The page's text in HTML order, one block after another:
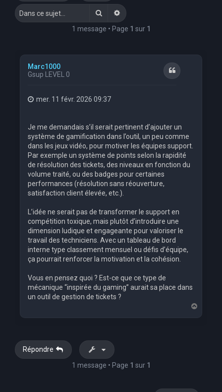
RechercherRecherche avancée
1 message • Page 1 sur 1
Marc1000
Gsup LEVEL 0
Citation
mer. 11 févr. 2026 09:37
Je me demandais s’il serait pertinent d’ajouter un
système de gamification dans l’outil, un peu comme
dans les jeux vidéo, pour motiver les équipes support.
Par exemple un système de points selon la rapidité
de résolution des tickets, des niveaux en fonction du
volume traité, ou des badges pour certaines
performances (résolution sans réouverture,
satisfaction client élevée, etc.).
L’idée ne serait pas de transformer le support en
compétition toxique, mais plutôt d’introduire une
dimension ludique et engageante pour valoriser le
travail des techniciens. Avec un tableau de bord
interne type classement mensuel ou défis d’équipe,
ça pourrait renforcer la motivation et la cohésion.
Vous en pensez quoi ? Est-ce que ce type de
mécanique “inspirée du gaming” aurait sa place dans
un outil de gestion de tickets ?
a
Répondre
1 message • Page 1 sur 1